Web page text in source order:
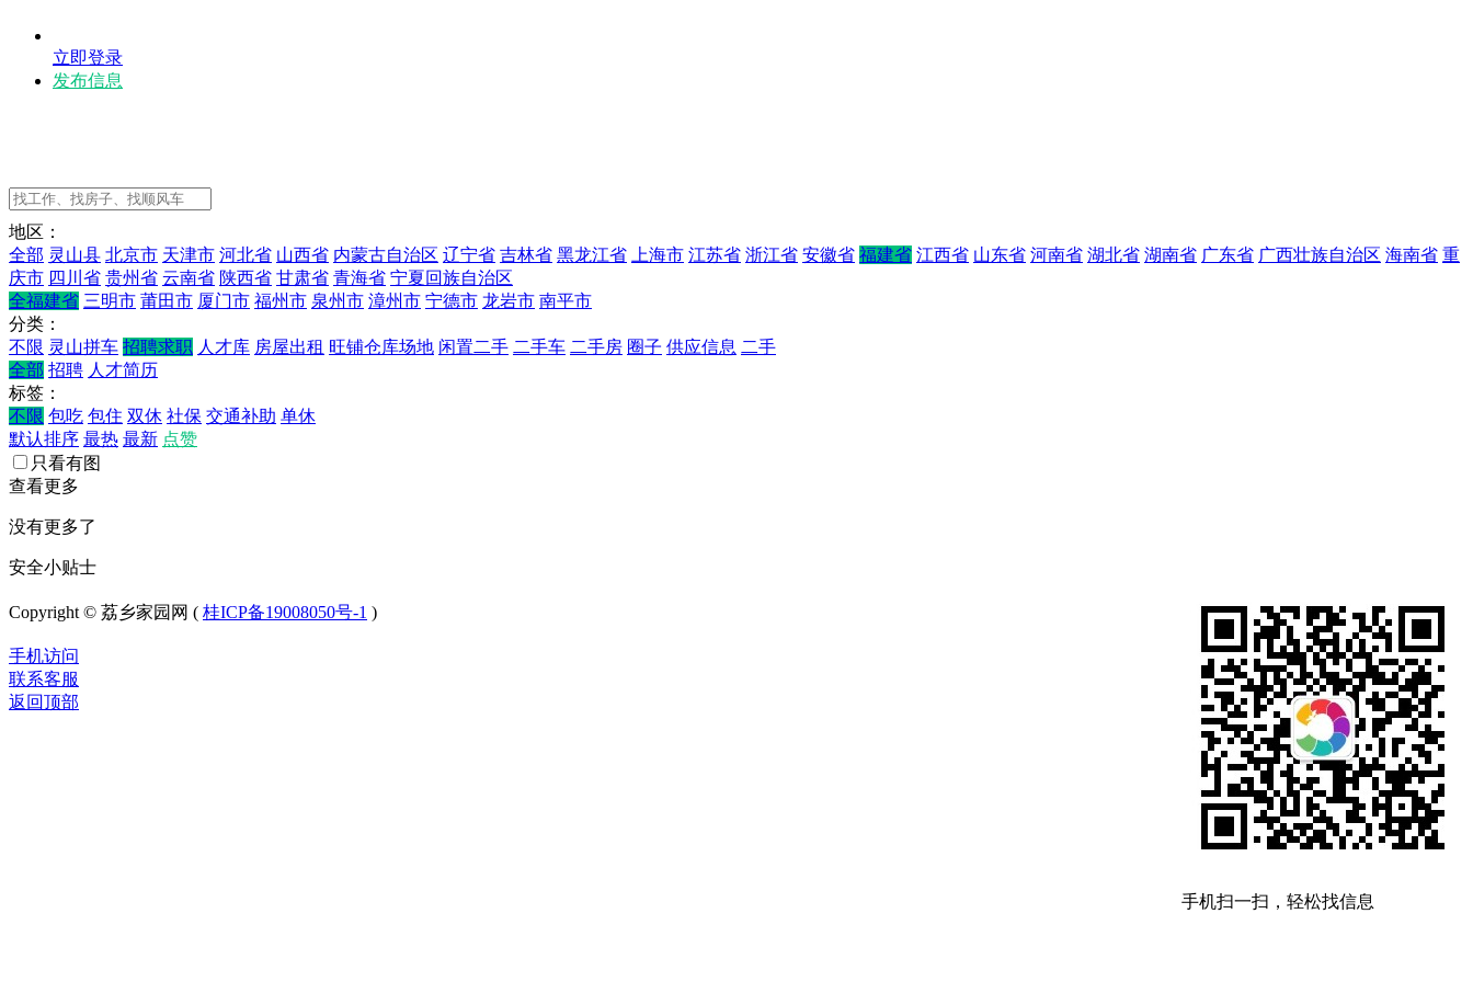
立即登录
发布信息
地区：
全部 灵山县 北京市 天津市 河北省 山西省 内蒙古自治区 辽宁省 吉林省 黑龙江省 上海市 江苏省 浙江省 安徽省 福建省 江西省 山东省 河南省 湖北省 湖南省 广东省 广西壮族自治区 海南省 重
庆市 四川省 贵州省 云南省 陕西省 甘肃省 青海省 宁夏回族自治区
全福建省 三明市 莆田市 厦门市 福州市 泉州市 漳州市 宁德市 龙岩市 南平市
分类：
不限 灵山拼车 招聘求职 人才库 房屋出租 旺铺仓库场地 闲置二手 二手车 二手房 圈子 供应信息 二手
全部 招聘 人才简历
标签：
不限 包吃 包住 双休 社保 交通补助 单休
默认排序 最热 最新 点赞
只看有图
查看更多
没有更多了
安全小贴士
手机扫一扫，轻松找信息
Copyright © 荔乡家园网 ( 桂ICP备19008050号-1 )
手机访问
联系客服
返回顶部